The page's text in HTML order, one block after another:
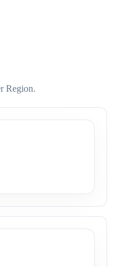
Region.